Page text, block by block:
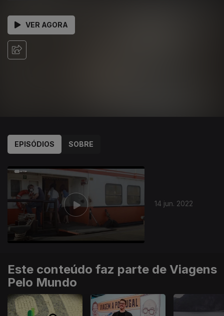
VER AGORA
EPISÓDIOS SOBRE
14 jun. 2022
623375
Este conteúdo faz parte de Viagens
Pelo Mundo